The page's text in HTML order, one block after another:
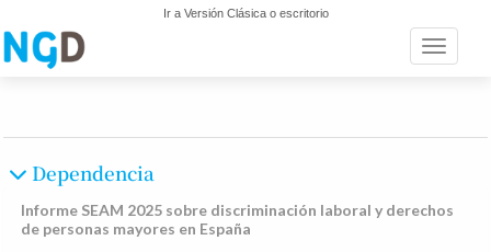
Ir a Versión Clásica o escritorio
Toggle
Dependencia
Informe SEAM 2025 sobre discriminación laboral y derechos
de personas mayores en España